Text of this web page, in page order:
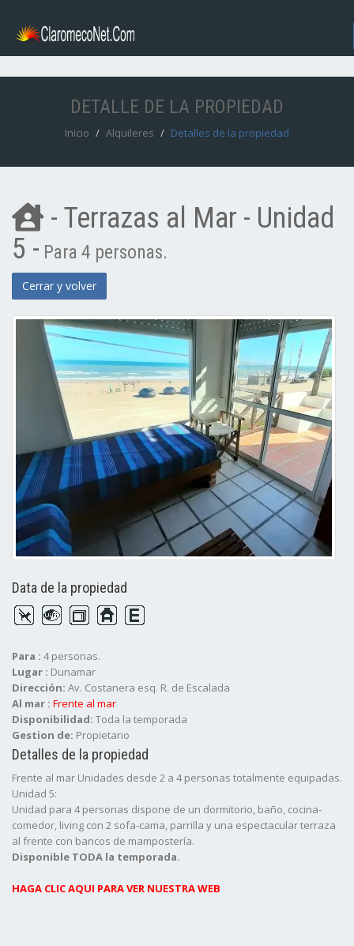
DETALLE DE LA PROPIEDAD
Inicio Alquileres Detalles de la propiedad
- Terrazas al Mar - Unidad
5 - Para 4 personas.
Cerrar y volver
Data de la propiedad
Para : 4 personas.
Lugar : Dunamar
Dirección: Av. Costanera esq. R. de Escalada
Al mar : Frente al mar
Disponibilidad: Toda la temporada
Gestion de: Propietario
Detalles de la propiedad
Frente al mar Unidades desde 2 a 4 personas totalmente equipadas.
Unidad 5:
Unidad para 4 personas dispone de un dormitorio, baño, cocina-
comedor, living con 2 sofa-cama, parrilla y una espectacular terraza
al frente con bancos de mampostería.
Disponible TODA la temporada.
HAGA CLIC AQUI PARA VER NUESTRA WEB